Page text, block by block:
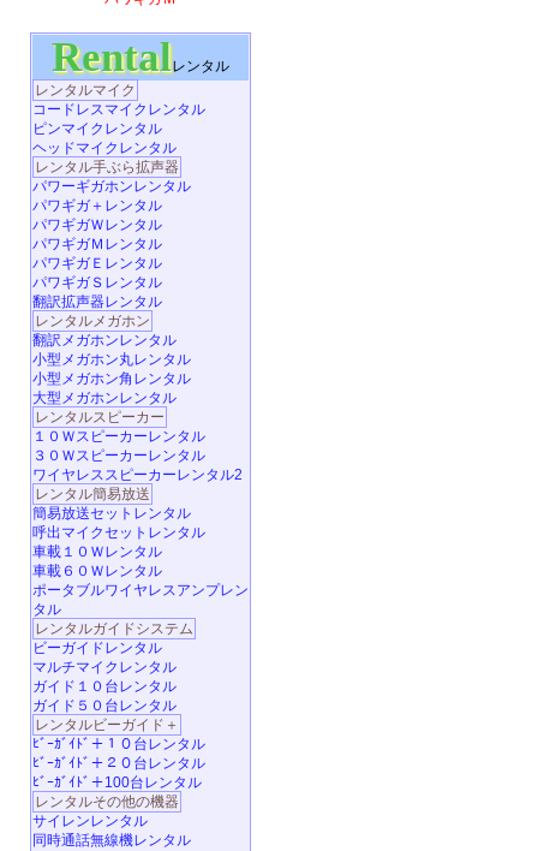
Rentalレンタル
レンタルマイク
コードレスマイクレンタル
ピンマイクレンタル
ヘッドマイクレンタル
レンタル手ぶら拡声器
パワーギガホンレンタル
パワギガ＋レンタル
パワギガＷレンタル
パワギガＭレンタル
パワギガＥレンタル
パワギガＳレンタル
翻訳拡声器レンタル
レンタルメガホン
翻訳メガホンレンタル
小型メガホン丸レンタル
小型メガホン角レンタル
大型メガホンレンタル
レンタルスピーカー
１０Ｗスピーカーレンタル
３０Ｗスピーカーレンタル
ワイヤレススピーカーレンタル2
レンタル簡易放送
簡易放送セットレンタル
呼出マイクセットレンタル
車載１０Ｗレンタル
車載６０Ｗレンタル
ポータブルワイヤレスアンプレン
タル
レンタルガイドシステム
ビーガイドレンタル
マルチマイクレンタル
ガイド１０台レンタル
ガイド５０台レンタル
レンタルビーガイド＋
ﾋﾞｰｶﾞｲﾄﾞ＋１０台レンタル
ﾋﾞｰｶﾞｲﾄﾞ＋２０台レンタル
ﾋﾞｰｶﾞｲﾄﾞ＋100台レンタル
レンタルその他の機器
サイレンレンタル
同時通話無線機レンタル